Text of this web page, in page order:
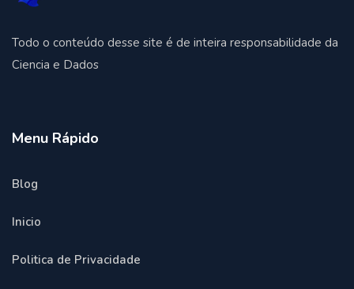
Todo o conteúdo desse site é de inteira responsabilidade da
Ciencia e Dados
Menu Rápido
Blog
Inicio
Politica de Privacidade